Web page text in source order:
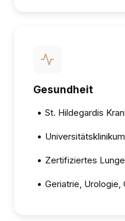
Gesundheit
• St. Hildegardis
•
• Zertifiziertes
• Geriatrie, Urologie,